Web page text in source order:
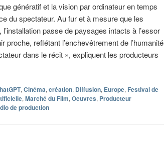
génératif et la vision par ordinateur en temps
du spectateur. Au fur et à mesure que les
passe de paysages intacts à l’essor
proche, reflétant l’enchevêtrement de l’humanité
dans le récit », expliquent les producteurs
, Cinéma, création, Diffusion, Europe, Festival de
, Marché du Film, Oeuvres, Producteur
de production